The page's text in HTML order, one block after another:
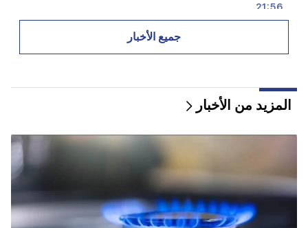
21:56
"أراد المجرم قطعة دونات من المستشفى." جور هاكوبيان
يصنع الكعك لابنه بيديه (فيديو)
وموسكو خلال الأيام العشرة المقبلة
سيتم تغريم المؤثرين بمبلغ 5000 دولار بسبب الإعلانات
20:38
من أنت لتنادي الكاثوليكوس باسم البركة؟ أمليان (فيديو)
جميع الأخبار
المزيد من الأخبار